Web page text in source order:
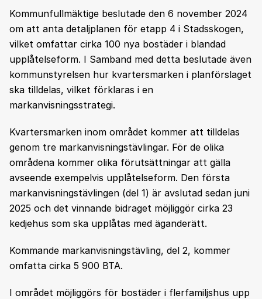
Kommunfullmäktige beslutade den 6 november 2024
om att anta detaljplanen för etapp 4 i Stadsskogen,
vilket omfattar cirka 100 nya bostäder i blandad
upplåtelseform. I Samband med detta beslutade även
kommunstyrelsen hur kvartersmarken i planförslaget
ska tilldelas, vilket förklaras i en
markanvisningsstrategi.
Kvartersmarken inom området kommer att tilldelas
genom tre markanvisningstävlingar. För de olika
områdena kommer olika förutsättningar att gälla
avseende exempelvis upplåtelseform. Den första
markanvisningstävlingen (del 1) är avslutad sedan juni
2025 och det vinnande bidraget möjliggör cirka 23
kedjehus som ska upplåtas med äganderätt.
Kommande markanvisningstävling, del 2, kommer
omfatta cirka 5 900 BTA.
I området möjliggörs för bostäder i flerfamiljshus upp